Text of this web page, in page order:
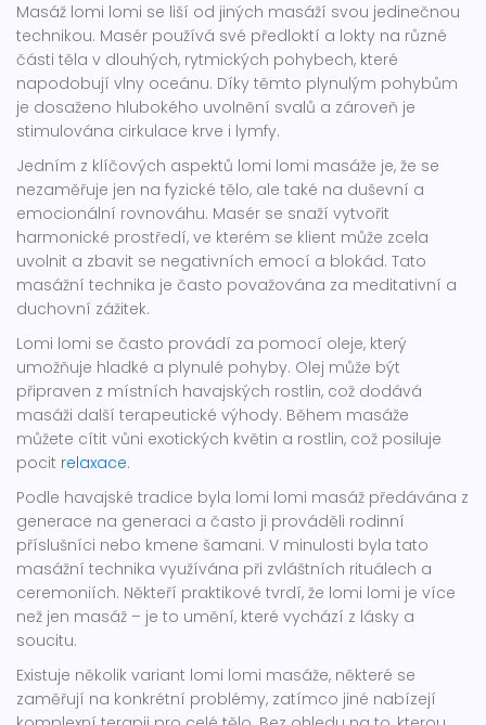
Masáž lomi lomi se liší od jiných masáží svou jedinečnou
technikou. Masér používá své předloktí a lokty na různé
části těla v dlouhých, rytmických pohybech, které
napodobují vlny oceánu. Díky těmto plynulým pohybům
je dosaženo hlubokého uvolnění svalů a zároveň je
stimulována cirkulace krve i lymfy.
Jedním z klíčových aspektů lomi lomi masáže je, že se
nezaměřuje jen na fyzické tělo, ale také na duševní a
emocionální rovnováhu. Masér se snaží vytvořit
harmonické prostředí, ve kterém se klient může zcela
uvolnit a zbavit se negativních emocí a blokád. Tato
masážní technika je často považována za meditativní a
duchovní zážitek.
Lomi lomi se často provádí za pomocí oleje, který
umožňuje hladké a plynulé pohyby. Olej může být
připraven z místních havajských rostlin, což dodává
masáži další terapeutické výhody. Během masáže
můžete cítit vůni exotických květin a rostlin, což posiluje
pocit relaxace.
Podle havajské tradice byla lomi lomi masáž předávána z
generace na generaci a často ji prováděli rodinní
příslušníci nebo kmene šamani. V minulosti byla tato
masážní technika využívána při zvláštních rituálech a
ceremoniích. Někteří praktikové tvrdí, že lomi lomi je více
než jen masáž – je to umění, které vychází z lásky a
soucitu.
Existuje několik variant lomi lomi masáže, některé se
zaměřují na konkrétní problémy, zatímco jiné nabízejí